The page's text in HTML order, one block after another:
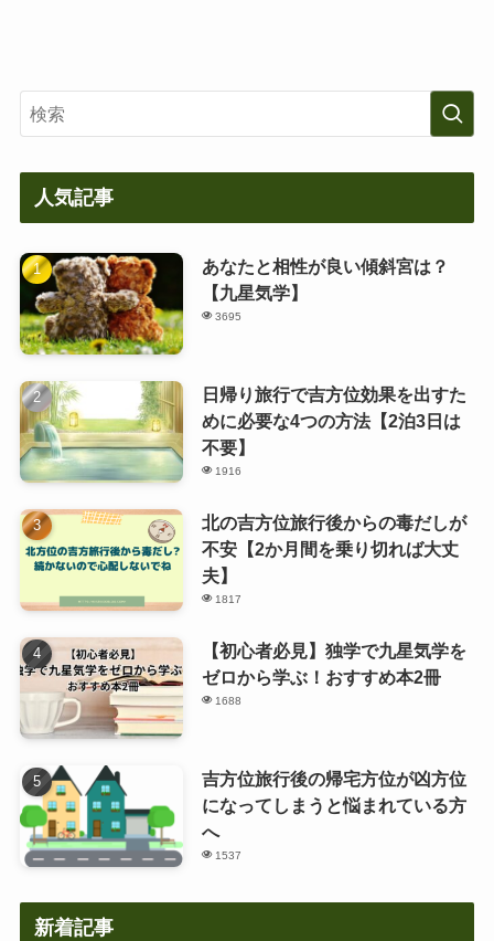
人気記事
あなたと相性が良い傾斜宮は？
【九星気学】
3695
日帰り旅行で吉方位効果を出すた
めに必要な4つの方法【2泊3日は
不要】
1916
北の吉方位旅行後からの毒だしが
不安【2か月間を乗り切れば大丈
夫】
1817
【初心者必見】独学で九星気学を
ゼロから学ぶ！おすすめ本2冊
1688
吉方位旅行後の帰宅方位が凶方位
になってしまうと悩まれている方
へ
1537
新着記事